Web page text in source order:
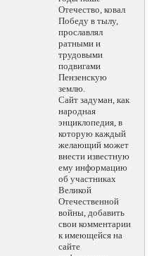
Отечество, ковал
Победу в тылу,
прославлял
ратными и
трудовыми
подвигами
Пензенскую
землю.
Сайт задуман, как
народная
энциклопедия, в
которую каждый
желающий может
внести известную
ему информацию
об участниках
Великой
Отечественной
войны, добавить
свои комментарии
к имеющейся на
сайте